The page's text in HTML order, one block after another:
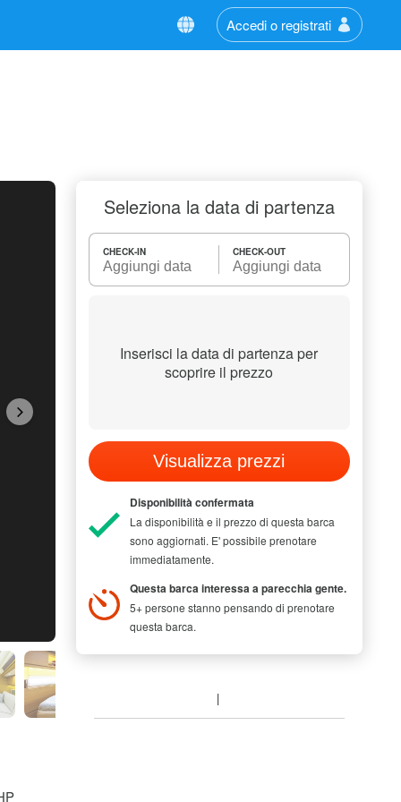
Accedi o registrati
Seleziona la data di partenza
CHECK-IN CHECK-OUT
Inserisci la data di partenza per
scoprire il prezzo
Visualizza prezzi
Disponibilità confermata
La disponibilità e il prezzo di questa barca
sono aggiornati. E' possibile prenotare
immediatamente.
Questa barca interessa a parecchia gente.
5+ persone stanno pensando di prenotare
questa barca.